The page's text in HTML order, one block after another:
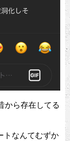
から存在してる
トなんてむずか